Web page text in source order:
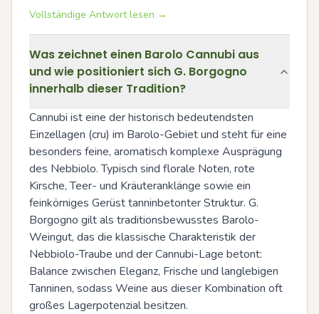
Vollständige Antwort lesen →
Was zeichnet einen Barolo Cannubi aus
und wie positioniert sich G. Borgogno
innerhalb dieser Tradition?
Cannubi ist eine der historisch bedeutendsten
Einzellagen (cru) im Barolo-Gebiet und steht für eine
besonders feine, aromatisch komplexe Ausprägung
des Nebbiolo. Typisch sind florale Noten, rote
Kirsche, Teer- und Kräuteranklänge sowie ein
feinkörniges Gerüst tanninbetonter Struktur. G.
Borgogno gilt als traditionsbewusstes Barolo-
Weingut, das die klassische Charakteristik der
Nebbiolo-Traube und der Cannubi-Lage betont:
Balance zwischen Eleganz, Frische und langlebigen
Tanninen, sodass Weine aus dieser Kombination oft
großes Lagerpotenzial besitzen.